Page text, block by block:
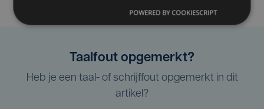
Taalfout opgemerkt?
Heb je een taal- of schrijffout opgemerkt in dit
artikel?
POWERED BY COOKIESCRIPT